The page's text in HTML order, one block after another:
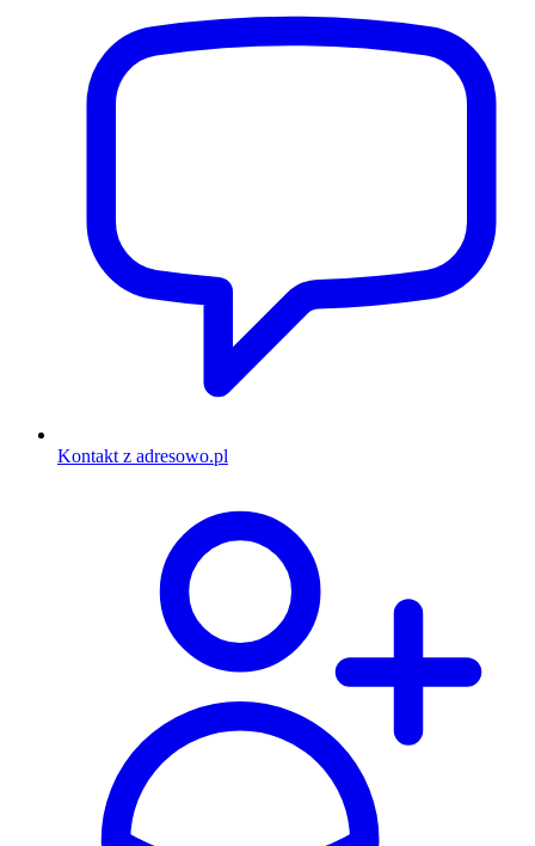
Kontakt z adresowo.pl